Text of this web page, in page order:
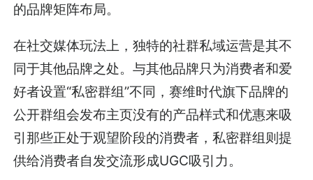
的品牌矩阵布局。
在社交媒体玩法上，独特的社群私域运营是其不
同于其他品牌之处。与其他品牌只为消费者和爱
好者设置“私密群组”不同，赛维时代旗下品牌的
公开群组会发布主页没有的产品样式和优惠来吸
引那些正处于观望阶段的消费者，私密群组则提
供给消费者自发交流形成UGC吸引力。